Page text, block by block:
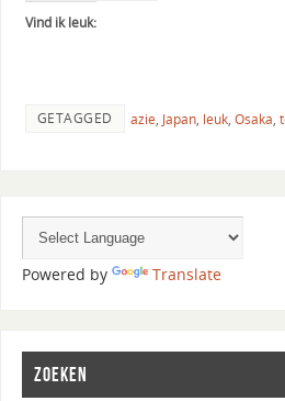
Vind ik leuk:
GETAGGED azie, Japan, leuk, Osaka,
Powered by Translate
ZOEKEN